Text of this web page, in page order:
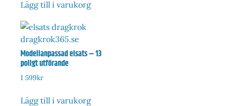
Lägg till i varukorg
Modellanpassad elsats – 13
poligt utförande
1 599kr
Lägg till i varukorg